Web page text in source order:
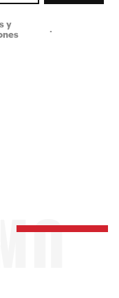
y
.